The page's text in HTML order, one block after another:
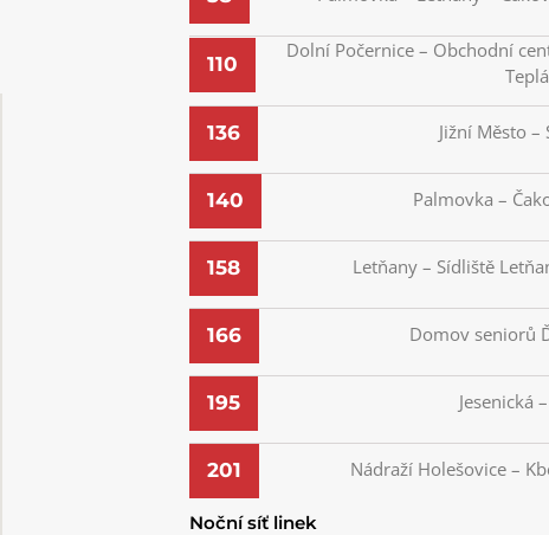
110
Dolní Počernice – Obchodní
136 Jižní Město –
140 Palmovka –
158 Letňany – Sídliště
166 Domov seniorů
195 Jesenická
201 Nádraží Holešovice –
Noční síť linek